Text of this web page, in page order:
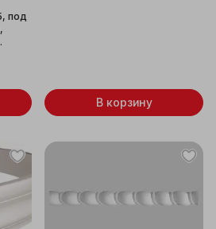
под
В корзину